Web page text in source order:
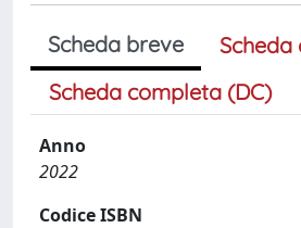
Scheda breve
Scheda completa (DC)
Anno
2022
Codice ISBN